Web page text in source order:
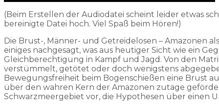
(Beim Erstellen der Audiodatei scheint leider etwas
bereinigte Datei hoch. Viel Spaß beim Hören!)
Die Brust-, Männer- und Getreidelosen – Amazonen
einiges nachgesagt, was aus heutiger Sicht wie ein
Gleichberechtigung in Kampf und Jagd. Von den
verstümmelt, getötet oder doch wenigstens
Bewegungsfreiheit beim Bogenschießen eine Brust
über den wahren Kern der Amazonen zutage
Schwarzmeergebiet vor, die Hypothesen über einen